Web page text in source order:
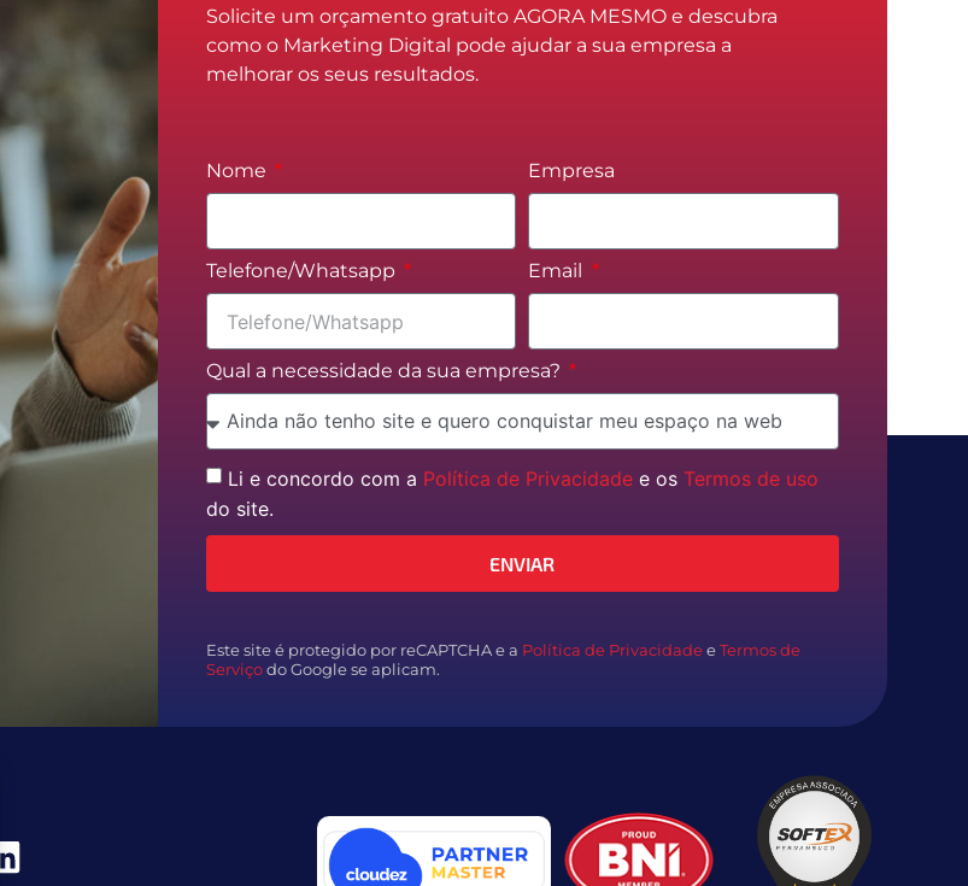
Solicite um orçamento gratuito AGORA MESMO e descubra
como o Marketing Digital pode ajudar a sua empresa a
melhorar os seus resultados.
Nome Empresa
Telefone/Whatsapp Email
Qual a necessidade da sua empresa?
Li e concordo com a Política de Privacidade e os Termos de uso
do site.
ENVIAR
Este site é protegido por reCAPTCHA e a Política de Privacidade e Termos de
Serviço do Google se aplicam.